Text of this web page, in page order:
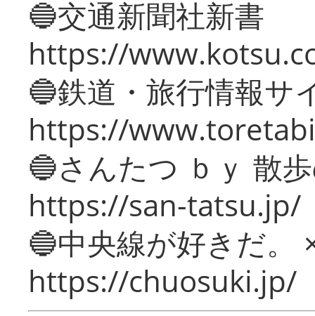
🔵交通新聞社新書
https://
🔵鉄道・旅行情報サ
https://
🔵さんたつ ｂｙ 散
https://san-tatsu.jp/
🔵中央線が好きだ。
https://chuosuki.jp/